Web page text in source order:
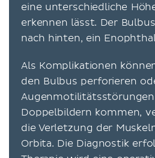
eine unterschiedliche
erkennen lässt. Der
nach hinten, ein
Als Komplikationen
den Bulbus perforieren
Doppelbildern kommen,
die Verletzung der
Orbita. Die Diagnostik